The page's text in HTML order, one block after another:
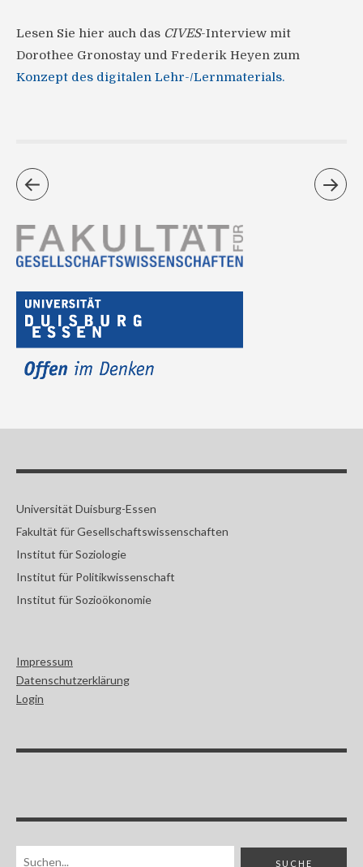
Lesen Sie hier auch das CIVES-Interview mit
Dorothee Gronostay und Frederik Heyen zum
Konzept des digitalen Lehr-/Lernmaterials.
Universität Duisburg-Essen
Fakultät für Gesellschaftswissenschaften
Institut für Soziologie
Institut für Politikwissenschaft
Institut für Sozioökonomie
Impressum
Datenschutzerklärung
Login